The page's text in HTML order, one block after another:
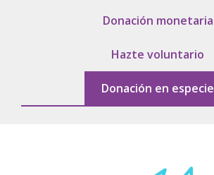
Apoyo en tu Embarazo
Galería de Nuestra Casa
Donación monetaria
Hazte voluntario
Donación en especie